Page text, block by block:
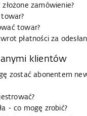
zamówienie?
towar?
towar?
płatności za
klientów
zostać abonentem
- co mogę zrobić?